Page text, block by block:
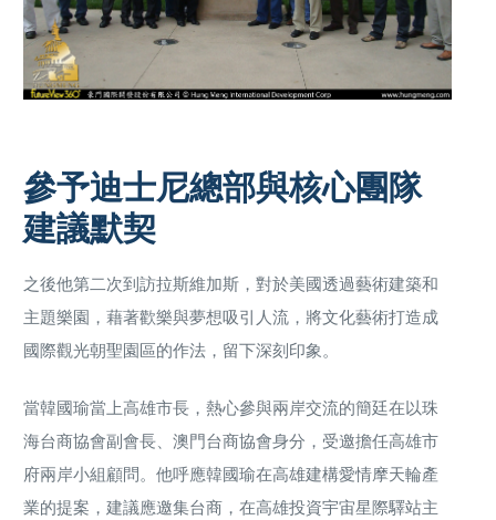
參予迪士尼總部與核心團隊
建議默契
之後他第二次到訪拉斯維加斯，對於美國透過藝術建築和
主題樂園，藉著歡樂與夢想吸引人流，將文化藝術打造成
國際觀光朝聖園區的作法，留下深刻印象。
當韓國瑜當上高雄市長，熱心參與兩岸交流的簡廷在以珠
海台商協會副會長、澳門台商協會身分，受邀擔任高雄市
府兩岸小組顧問。他呼應韓國瑜在高雄建構愛情摩天輪產
業的提案，建議應邀集台商，在高雄投資宇宙星際驛站主